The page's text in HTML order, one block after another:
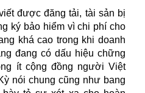
được đăng tải, tài sản bị
ký bảo hiểm vì chi phí cho
khá cao trong khi doanh
đang có dấu hiệu chững
ít cộng đồng người Việt
nói chung cũng như bang